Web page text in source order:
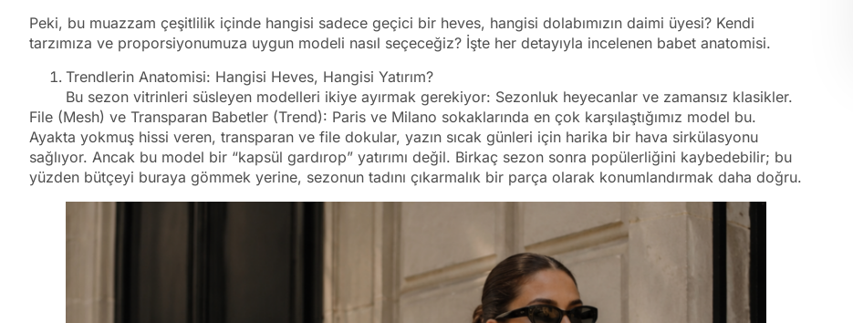
Peki, bu muazzam çeşitlilik içinde hangisi sadece geçici bir heves, hangisi dolabımızın daimi üyesi? Kendi
tarzımıza ve proporsiyonumuza uygun modeli nasıl seçeceğiz? İşte her detayıyla incelenen babet anatomisi.
Trendlerin Anatomisi: Hangisi Heves, Hangisi Yatırım?
Bu sezon vitrinleri süsleyen modelleri ikiye ayırmak gerekiyor: Sezonluk heyecanlar ve zamansız klasikler.
File (Mesh) ve Transparan Babetler (Trend): Paris ve Milano sokaklarında en çok karşılaştığımız model bu.
Ayakta yokmuş hissi veren, transparan ve file dokular, yazın sıcak günleri için harika bir hava sirkülasyonu
sağlıyor. Ancak bu model bir “kapsül gardırop” yatırımı değil. Birkaç sezon sonra popülerliğini kaybedebilir; bu
yüzden bütçeyi buraya gömmek yerine, sezonun tadını çıkarmalık bir parça olarak konumlandırmak daha doğru.